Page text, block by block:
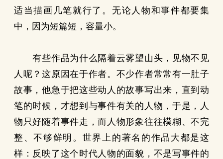
适当描画几笔就行了。无论人物和事件都要集
中，因为短篇短，容量小。
有些作品为什么隔着云雾望山头，见物不见
人呢？这原因在于作者。不少作者常常有一肚子
故事，他急于把这些动人的故事写出来，直到动
笔的时候，才想到与事件有关的人物，于是，人
物只好随着事件走，而人物形象往往模糊、不完
整、不够鲜明。世界上的著名的作品大都是这
样：反映了这个时代人物的面貌，不是写事件的